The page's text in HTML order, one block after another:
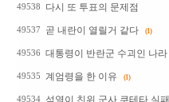
49538 다시 또 투표의 문제점
49537 곧 내란이 열릴거 같다 (1)
49536 대통령이 반란군 수괴인 나라
49535 계엄령을 한 이유 (1)
49534 석열이 친위 군사 쿠테타 실패